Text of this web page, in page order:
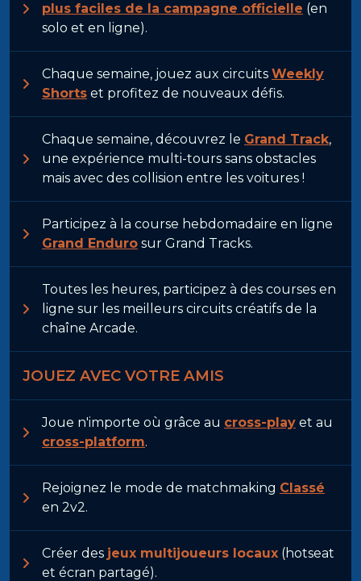
plus faciles de la campagne officielle (en
solo et en ligne).
Chaque semaine, jouez aux circuits Weekly
Shorts et profitez de nouveaux défis.
Chaque semaine, découvrez le Grand Track,
une expérience multi-tours sans obstacles
mais avec des collision entre les voitures !
Participez à la course hebdomadaire en ligne
Grand Enduro sur Grand Tracks.
Toutes les heures, participez à des courses en
ligne sur les meilleurs circuits créatifs de la
chaîne Arcade.
JOUEZ AVEC VOTRE AMIS
Joue n'importe où grâce au cross-play et au
cross-platform.
Rejoignez le mode de matchmaking Classé
en 2v2.
Créer des jeux multijoueurs locaux (hotseat
et écran partagé).